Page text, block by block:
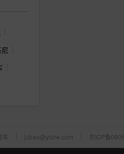
车 jubao@yiche.com 京ICP备